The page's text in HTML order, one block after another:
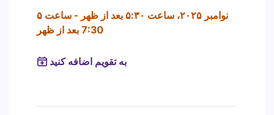
۵ نوامبر ۲۰۲۵، ساعت ۵:۳۰ بعد از ظهر - ساعت
7:30 بعد از ظهر
به تقویم اضافه کنید